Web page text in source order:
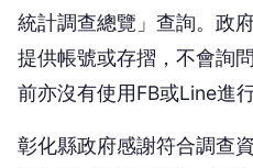
統計調查總覽」查詢。政
提供帳號或存摺，不會詢
前亦沒有使用FB或Line進行
彰化縣政府感謝符合調查